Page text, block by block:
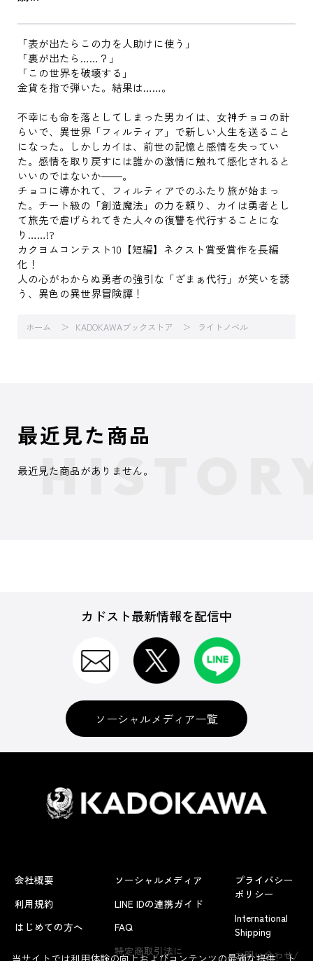
「表が出たらこの力を人助けに使う」
「裏が出たら……？」
「この世界を破壊する」
金貨を指で弾いた。結果は……。
不幸にも命を落としてしまった男カイは、女神チョコの計
らいで、異世界「フィルティア」で新しい人生を送ること
になった。しかしカイは、前世の記憶と感情を失ってい
た。感情を取り戻すには誰かの激情に触れて感化されると
いいのではないか――。
チョコに導かれて、フィルティアでのふたり旅が始まっ
た。チート級の「創造魔法」の力を頼り、カイは勇者とし
て旅先で虐げられてきた人々の復讐を代行することにな
り……!?
カクヨムコンテスト10【短編】ネクスト賞受賞作を長編
化！
人の心がわからぬ勇者の強引な「ざまぁ代行」が笑いを誘
う、異色の異世界冒険譚！
ホーム KADOKAWAブックストア ライトノベル
よくあるお問い合わせ
最近見た商品
最近見た商品がありません。
カドスト最新情報を配信中
ソーシャルメディア一覧
会社概要
利用規約
はじめての方へ
ソーシャルメディア
LINE IDの連携ガイド
FAQ
特定商取引法に
プライバシー
ポリシー
International
Shipping
お問い合わせ/